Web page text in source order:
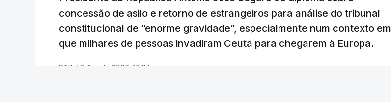
concessão de asilo e retorno de estrangeiros para análise do tribunal
constitucional de “enorme gravidade”, especialmente num contexto em
que milhares de pessoas invadiram Ceuta para chegarem à Europa.
RTP / 8 Agosto 2026, 10:04